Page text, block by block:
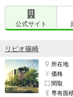
このマンション
ロケーション。
下町亀戸の街の雰
がない物件だと思
公式サイト
リビオ篠崎
所在地
価格
間取
専有面